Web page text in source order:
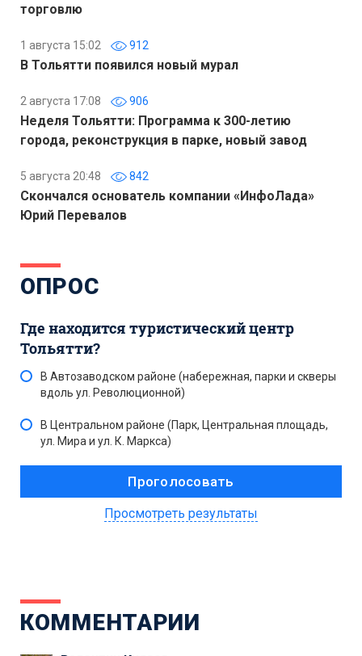
торговлю
1 августа 15:02 912
В Тольятти появился новый мурал
2 августа 17:08 906
Неделя Тольятти: Программа к 300-летию
города, реконструкция в парке, новый завод
5 августа 20:48 842
Скончался основатель компании «ИнфоЛада»
Юрий Перевалов
ОПРОС
Где находится туристический центр
Тольятти?
В Автозаводском районе (набережная, парки и скверы
вдоль ул. Революционной)
В Центральном районе (Парк, Центральная площадь,
ул. Мира и ул. К. Маркса)
Просмотреть результаты
КОММЕНТАРИИ